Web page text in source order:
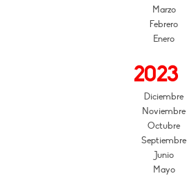
Marzo
Febrero
Enero
2023
Diciembre
Noviembre
Octubre
Septiembre
Junio
Mayo